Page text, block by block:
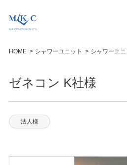
HOME シャワーユニット シャワーユ
ゼネコン K社様
法人様